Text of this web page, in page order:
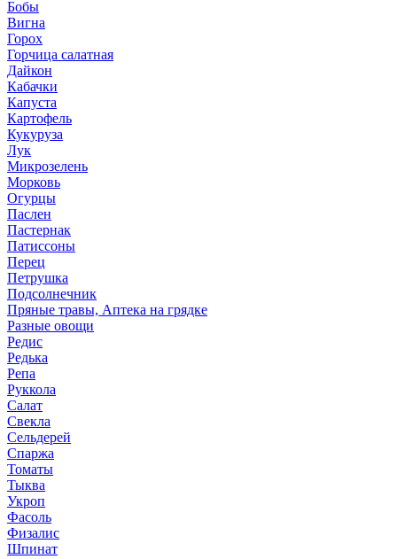
Бобы
Вигна
Горох
Горчица салатная
Дайкон
Кабачки
Капуста
Картофель
Кукуруза
Лук
Микрозелень
Морковь
Огурцы
Паслен
Пастернак
Патиссоны
Перец
Петрушка
Подсолнечник
Пряные травы, Аптека на грядке
Разные овощи
Редис
Редька
Репа
Руккола
Салат
Свекла
Сельдерей
Спаржа
Томаты
Тыква
Укроп
Фасоль
Физалис
Шпинат